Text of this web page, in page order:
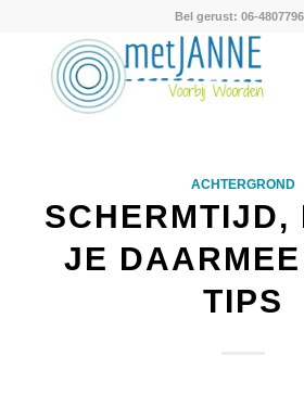
Bel gerust: 06-
ACHTERGROND
SCHERMTIJD,
JE
TIPS